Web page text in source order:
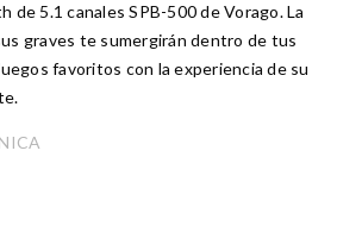
5.1 canales SPB-500 de Vorago. La
graves te sumergirán dentro de tus
favoritos con la experiencia de su